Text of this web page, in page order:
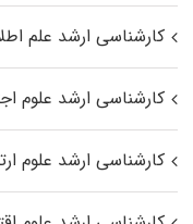
کارشناسی ارشد علم
کارشناسی ارشد علوم
کارشناسی ارشد علوم